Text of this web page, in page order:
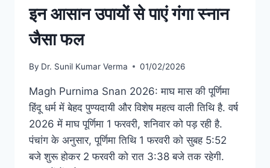
इन आसान उपायों से पाएं गंगा स्नान
जैसा फल
By Dr. Sunil Kumar Verma 01/02/2026
Magh Purnima Snan 2026: माघ मास की पूर्णिमा
हिंदू धर्म में बेहद पुण्यदायी और विशेष महत्व वाली तिथि है. वर्ष
2026 में माघ पूर्णिमा 1 फरवरी, शनिवार को पड़ रही है.
पंचांग के अनुसार, पूर्णिमा तिथि 1 फरवरी को सुबह 5:52
बजे शुरू होकर 2 फरवरी को रात 3:38 बजे तक रहेगी.